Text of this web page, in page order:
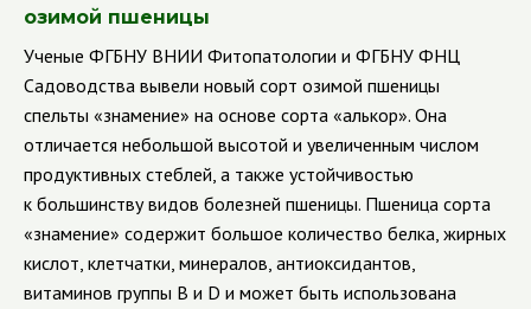
озимой пшеницы
Ученые ФГБНУ ВНИИ Фитопатологии и ФГБНУ ФНЦ
Садоводства вывели новый сорт озимой пшеницы
спельты «знамение» на основе сорта «алькор». Она
отличается небольшой высотой и увеличенным числом
продуктивных стеблей, а также устойчивостью
к большинству видов болезней пшеницы. Пшеница сорта
«знамение» содержит большое количество белка, жирных
кислот, клетчатки, минералов, антиоксидантов,
витаминов группы В и D и может быть использована